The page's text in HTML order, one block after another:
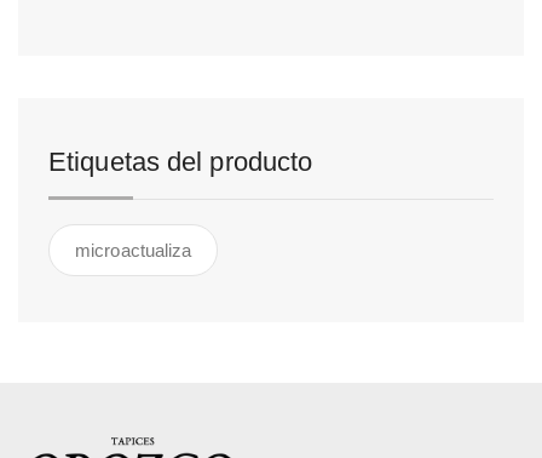
Etiquetas del producto
microactualiza